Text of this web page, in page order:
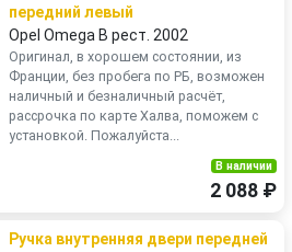
передний левый
Opel Omega B рест. 2002
Оригинал, в хорошем состоянии, из
Франции, без пробега по РБ, возможен
наличный и безналичный расчёт,
рассрочка по карте Халва, поможем с
установкой. Пожалуйста...
В наличии
2 088 ₽
Ручка внутренняя двери передней